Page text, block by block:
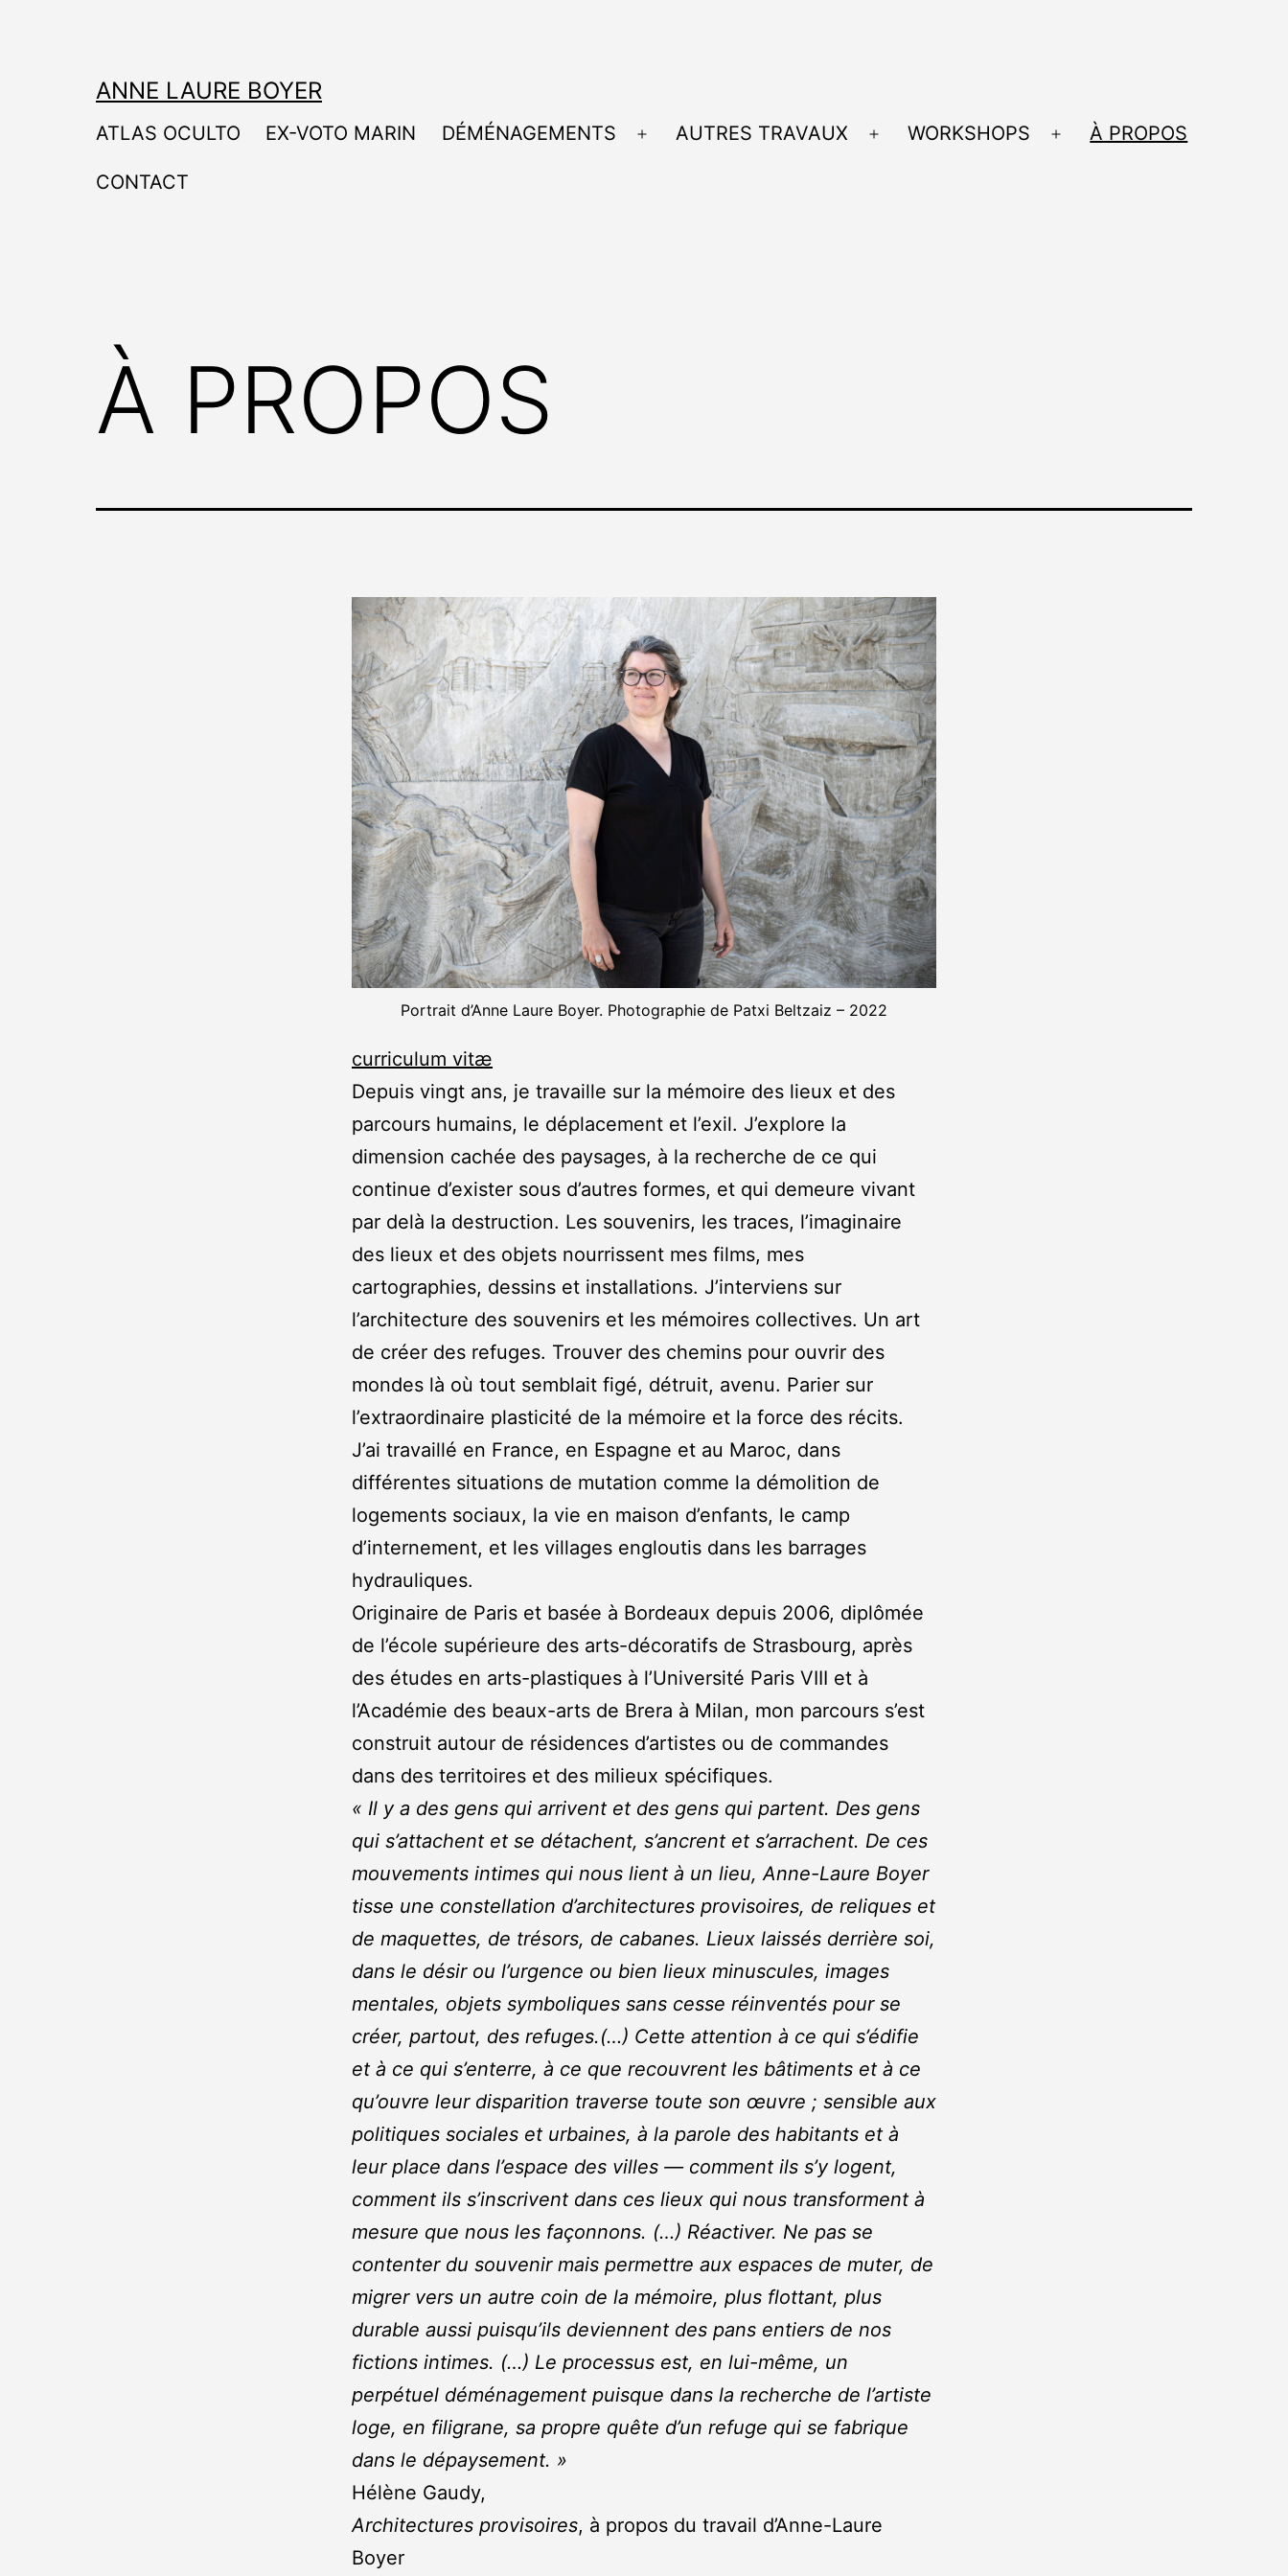
ANNE LAURE BOYER
ATLAS OCULTO EX-VOTO MARIN DÉMÉNAGEMENTS
Ouvrir
AUTRES TRAVAUX
Ouvrir
WORKSHOPS
Ouvrir
À PROPOS
CONTACT
À PROPOS
Portrait d’Anne Laure Boyer. Photographie de Patxi Beltzaiz – 2022
curriculum vitæ
Depuis vingt ans, je travaille sur la mémoire des lieux et des
parcours humains, le déplacement et l’exil. J’explore la
dimension cachée des paysages, à la recherche de ce qui
continue d’exister sous d’autres formes, et qui demeure vivant
par delà la destruction. Les souvenirs, les traces, l’imaginaire
des lieux et des objets nourrissent mes films, mes
cartographies, dessins et installations. J’interviens sur
l’architecture des souvenirs et les mémoires collectives. Un art
de créer des refuges. Trouver des chemins pour ouvrir des
mondes là où tout semblait figé, détruit, avenu. Parier sur
l’extraordinaire plasticité de la mémoire et la force des récits.
J’ai travaillé en France, en Espagne et au Maroc, dans
différentes situations de mutation comme la démolition de
logements sociaux, la vie en maison d’enfants, le camp
d’internement, et les villages engloutis dans les barrages
hydrauliques.
Originaire de Paris et basée à Bordeaux depuis 2006, diplômée
de l’école supérieure des arts-décoratifs de Strasbourg, après
des études en arts-plastiques à l’Université Paris VIII et à
l’Académie des beaux-arts de Brera à Milan, mon parcours s’est
construit autour de résidences d’artistes ou de commandes
dans des territoires et des milieux spécifiques.
« Il y a des gens qui arrivent et des gens qui partent. Des gens
qui s’attachent et se détachent, s’ancrent et s’arrachent. De ces
mouvements intimes qui nous lient à un lieu, Anne-Laure Boyer
tisse une constellation d’architectures provisoires, de reliques et
de maquettes, de trésors, de cabanes. Lieux laissés derrière soi,
dans le désir ou l’urgence ou bien lieux minuscules, images
mentales, objets symboliques sans cesse réinventés pour se
créer, partout, des refuges.(…) Cette attention à ce qui s’édifie
et à ce qui s’enterre, à ce que recouvrent les bâtiments et à ce
qu’ouvre leur disparition traverse toute son œuvre ; sensible aux
politiques sociales et urbaines, à la parole des habitants et à
leur place dans l’espace des villes — comment ils s’y logent,
comment ils s’inscrivent dans ces lieux qui nous transforment à
mesure que nous les façonnons. (…) Réactiver. Ne pas se
contenter du souvenir mais permettre aux espaces de muter, de
migrer vers un autre coin de la mémoire, plus flottant, plus
durable aussi puisqu’ils deviennent des pans entiers de nos
fictions intimes. (…) Le processus est, en lui-même, un
perpétuel déménagement puisque dans la recherche de l’artiste
loge, en filigrane, sa propre quête d’un refuge qui se fabrique
dans le dépaysement. »
Hélène Gaudy,
Architectures provisoires, à propos du travail d’Anne-Laure
Boyer